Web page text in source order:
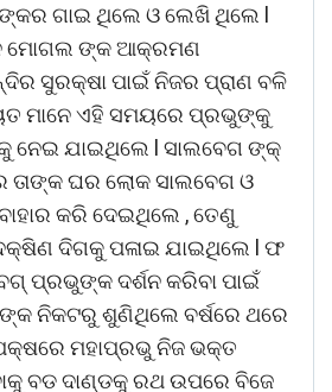
ଙ୍କର ଗାଇ ଥିଲେ ଓ ଲେଖି ଥିଲେ l
ମୋଗଲ ଙ୍କ ଆକ୍ରମଣ
ସୁରକ୍ଷା ପାଇଁ ନିଜର ପ୍ରାଣ ବଳି
ମାନେ ଏହି ସମୟରେ ପ୍ରଭୁଙ୍କୁ
ନେଇ ଯାଇଥିଲେ l ସାଲବେଗ ଙ୍କ୍
ତାଙ୍କ ଘର ଲୋକ ସାଲବେଗ ଓ
କରି ଦେଇଥିଲେ , ତେଣୁ
ଦିଗକୁ ପଳାଇ ଯାଇଥିଲେ l ଫ
ପ୍ରଭୁଙ୍କ ଦର୍ଶନ କରିବା ପାଇଁ
ନିକଟରୁ ଶୁଣିଥିଲେ ବର୍ଷରେ ଥରେ
ମହାପ୍ରଭୁ ନିଜ ଭକ୍ତ
ବଡ ଦାଣ୍ଡକୁ ରଥ ଉପରେ ବିଜେ